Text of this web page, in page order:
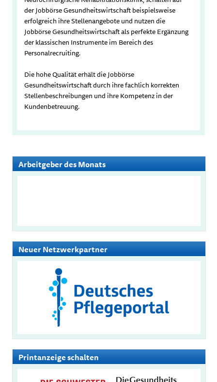
der Jobbörse Gesundheitswirtschaft beispielsweise
erfolgreich ihre Stellenangebote und nutzen die
Jobbörse Gesundheitswirtschaft als perfekte Ergänzung
der klassischen Instrumente im Bereich des
Personalrecruiting.
Die hohe Qualität erhält die Jobbörse
Gesundheitswirtschaft durch ihre fachlich korrekten
Stellenbeschreibungen und ihre Kompetenz in der
Kundenbetreuung.
Arbeitgeber des Monats
Neuer Netzwerkpartner
Printanzeige schalten